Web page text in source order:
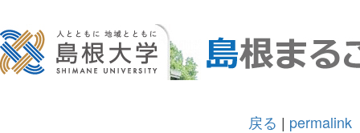
戻る | permalink